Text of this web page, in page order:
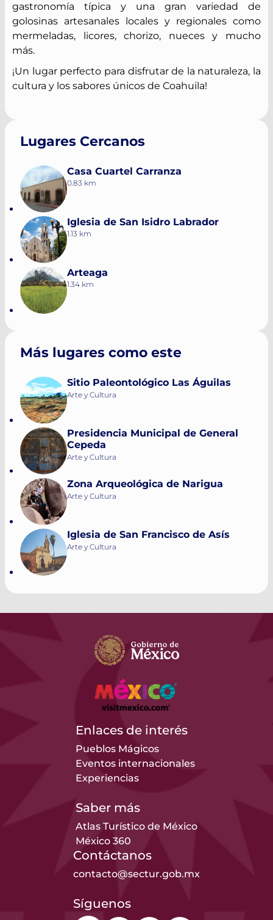
gastronomía típica y una gran variedad de
golosinas artesanales locales y regionales como
mermeladas, licores, chorizo, nueces y mucho
más.
¡Un lugar perfecto para disfrutar de la naturaleza, la
cultura y los sabores únicos de Coahuila!
Lugares Cercanos
Casa Cuartel Carranza
0.83 km
Iglesia de San Isidro Labrador
1.13 km
Arteaga
1.34 km
Más lugares como este
Sitio Paleontológico Las Águilas
Arte y Cultura
Presidencia Municipal de General
Cepeda
Arte y Cultura
Zona Arqueológica de Narigua
Arte y Cultura
Iglesia de San Francisco de Asís
Arte y Cultura
Enlaces de interés
Pueblos Mágicos
Eventos internacionales
Experiencias
Saber más
Atlas Turístico de México
México 360
Contáctanos
contacto@sectur.gob.mx
Síguenos